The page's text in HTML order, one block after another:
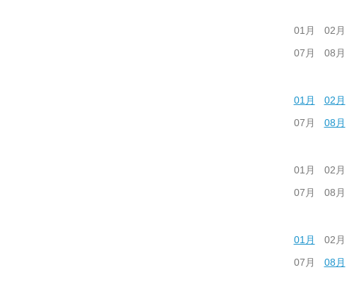
01月 02月
07月
08月
01月 02月
07月
08月
01月 02月
07月
08月
01月 02月
07月
08月